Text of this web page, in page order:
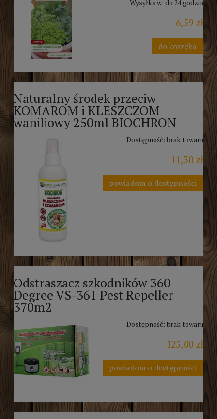
Wysyłka w: do 24 godzin
6,59 zł
do koszyka
Naturalny środek przeciw
KOMAROM i KLESZCZOM
waniliowy 250ml BIOCHRON
Dostępność: brak towaru
11,30 zł
powiadom o dostępności
Odstraszacz szkodników 360
Degree VS-361 Pest Repeller
370m2
Dostępność: brak towaru
125,00 zł
powiadom o dostępności